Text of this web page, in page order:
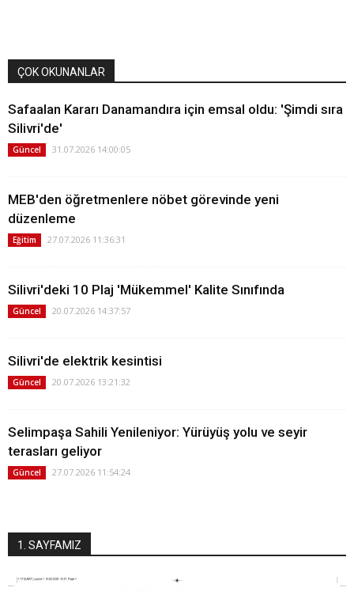
ÇOK OKUNANLAR
Safaalan Kararı Danamandıra için emsal oldu: 'Şimdi sıra
Silivri'de'
Güncel 31.07.2026 14:00:05
MEB'den öğretmenlere nöbet görevinde yeni
düzenleme
Eğitim 27.07.2026 11:36:31
Silivri'deki 10 Plaj 'Mükemmel' Kalite Sınıfında
Güncel 20.07.2026 14:37:57
Silivri'de elektrik kesintisi
Güncel 20.07.2026 13:21:32
Selimpaşa Sahili Yenileniyor: Yürüyüş yolu ve seyir
terasları geliyor
Güncel 27.07.2026 11:54:24
1. SAYFAMIZ